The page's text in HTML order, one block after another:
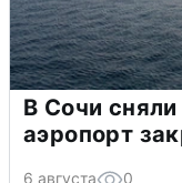
В Сочи
аэропорт
6 августа 0